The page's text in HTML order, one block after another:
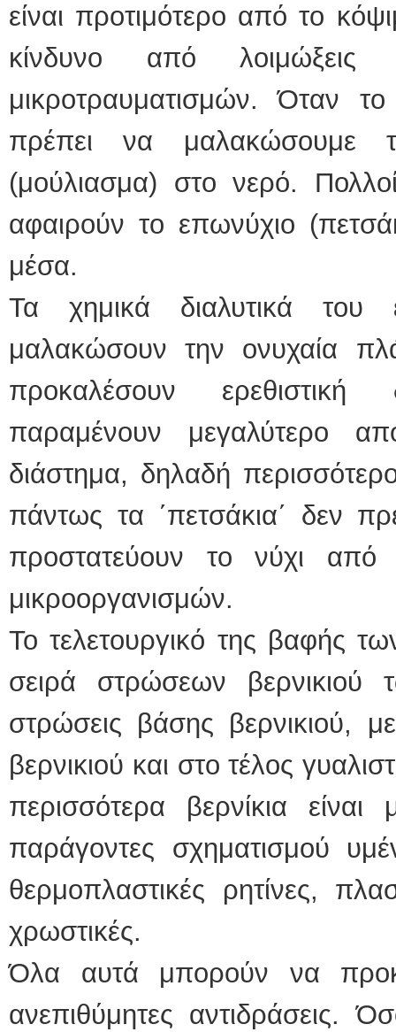
είναι προτιμότερο από το
κίνδυνο από λοιμώξεις
μικροτραυματισμών. Όταν
πρέπει να μαλακώσουμε
(μούλιασμα) στο νερό.
αφαιρούν το επωνύχιο
μέσα.
Τα χημικά διαλυτικά
μαλακώσουν την ονυχαία
προκαλέσουν ερεθιστική
παραμένουν μεγαλύτερο
διάστημα, δηλαδή
πάντως τα ΄πετσάκια΄ δεν
προστατεύουν το νύχι
μικροοργανισμών.
Το τελετουργικό της βαφής
σειρά στρώσεων
στρώσεις βάσης βερνικιού,
βερνικιού και στο τέλος
περισσότερα βερνίκια
παράγοντες σχηματισμού
θερμοπλαστικές ρητίνες,
χρωστικές.
Όλα αυτά μπορούν να
ανεπιθύμητες αντιδράσεις.